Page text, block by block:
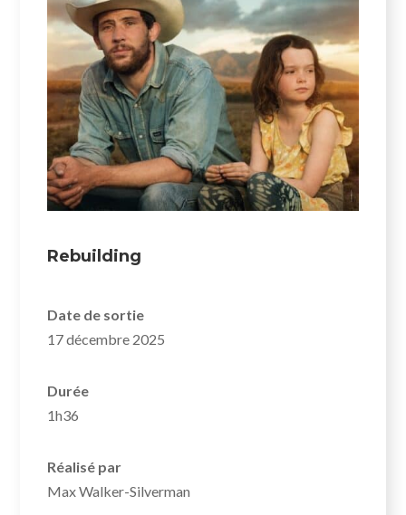
Rebuilding
Date de sortie
17 décembre 2025
Durée
1h36
Réalisé par
Max Walker-Silverman